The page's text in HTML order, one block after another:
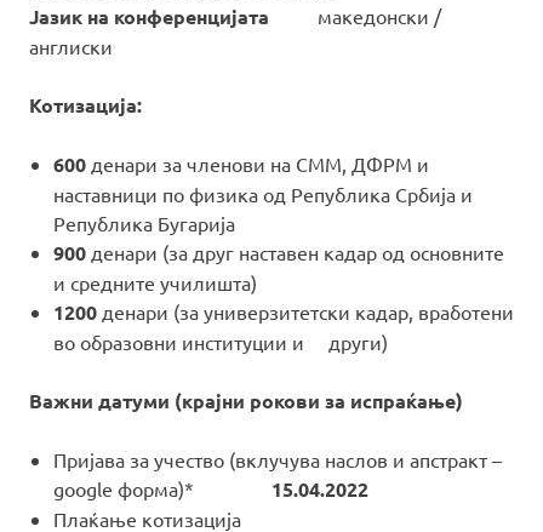
Јазик на конференцијата македонски /
англиски
Котизација:
600 денари за членови на СММ, ДФРМ и
наставници по физика од Република Србија и
Република Бугарија
900 денари (за друг наставен кадар од основните
и средните училишта)
1200 денари (за универзитетски кадар, вработени
во образовни институции и други)
Важни датуми (крајни рокови за испраќање)
Пријава за учество (вклучува наслов и апстракт –
google форма)* 15.04.2022
Плаќање котизација